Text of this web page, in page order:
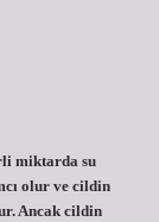
miktarda su
olur ve cildin
Ancak cildin